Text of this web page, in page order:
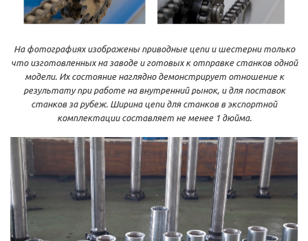
На фотографиях изображены приводные цепи и шестерни только
что изготовленных на заводе и готовых к отправке станков одной
модели. Их состояние наглядно демонстрирует отношение к
результату при работе на внутренний рынок, и для поставок
станков за рубеж. Ширина цепи для станков в экспортной
комплектации составляет не менее 1 дюйма.